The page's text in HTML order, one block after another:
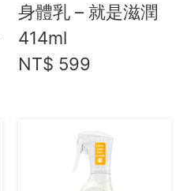
身體乳 – 就是滋潤
414ml
NT$ 599